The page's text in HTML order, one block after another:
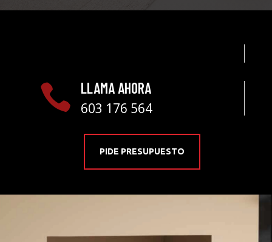
 LLAMA AHORA
603 176 564
PIDE PRESUPUESTO